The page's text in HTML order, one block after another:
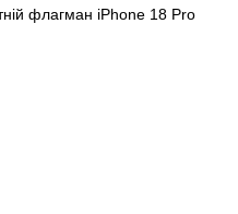
флагман iPhone 18 Pro